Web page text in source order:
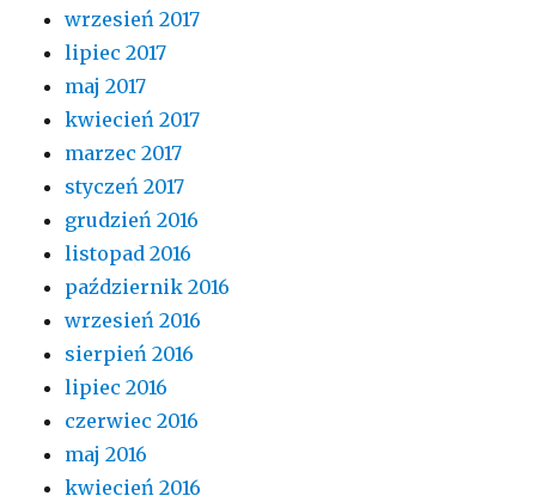
wrzesień 2017
lipiec 2017
maj 2017
kwiecień 2017
marzec 2017
styczeń 2017
grudzień 2016
listopad 2016
październik 2016
wrzesień 2016
sierpień 2016
lipiec 2016
czerwiec 2016
maj 2016
kwiecień 2016